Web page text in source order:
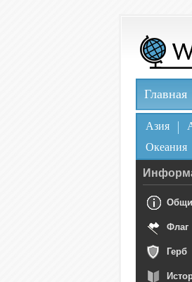
Главная
Азия
Океания
Флаг
Герб